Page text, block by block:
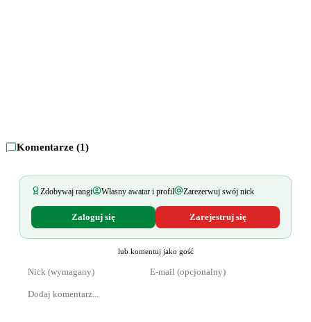
Komentarze (1)
Zdobywaj rangi Własny awatar i profil Zarezerwuj swój nick
Zaloguj się Zarejestruj się
lub komentuj jako gość